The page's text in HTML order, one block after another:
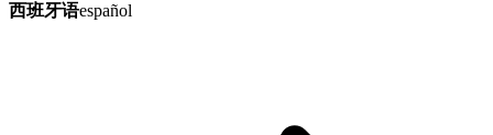
西班牙语español